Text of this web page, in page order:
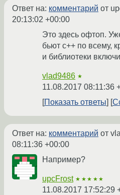
Ответ на: комментарий от
20:13:02 +00:00
Это здесь офтоп.
бьют с++ по всему,
и библиотеки
vlad9486 ★
11.08.2017 08:11:36
Показать ответы
Ответ на: комментарий от
08:11:36 +00:00
Например?
upcFrost ★★★★★
11.08.2017 17:52:29